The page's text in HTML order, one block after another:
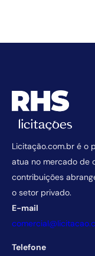
Licitação.com.br é o
atua no mercado de
contribuições
o setor privado.
E-mail
Telefone